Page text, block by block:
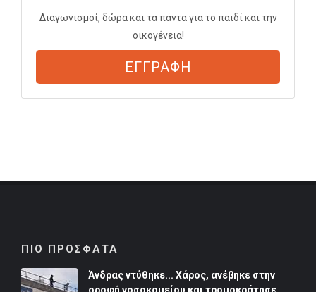
Διαγωνισμοί, δώρα και τα πάντα για το παιδί και την
οικογένεια!
ΕΓΓΡΑΦΗ
ΠΙΟ ΠΡΟΣΦΑΤΑ
Άνδρας ντύθηκε... Χάρος, ανέβηκε στην